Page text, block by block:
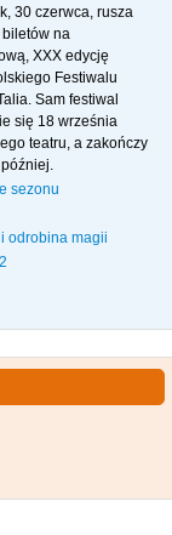
30 czerwca, rusza
na
XXX edycję
Festiwalu
Sam festiwal
się 18 września
teatru, a zakończy
sezonu
odrobina magii